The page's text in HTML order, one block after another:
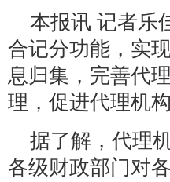
本报讯 记者乐
合记分功能，实
息归集，完善代
理，促进代理机
据了解，代理
各级财政部门对